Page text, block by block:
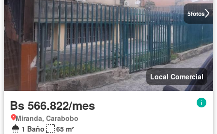
5fotos
Local Comercial
Bs 566.822/mes
Miranda, Carabobo
1 Baño
65 m²